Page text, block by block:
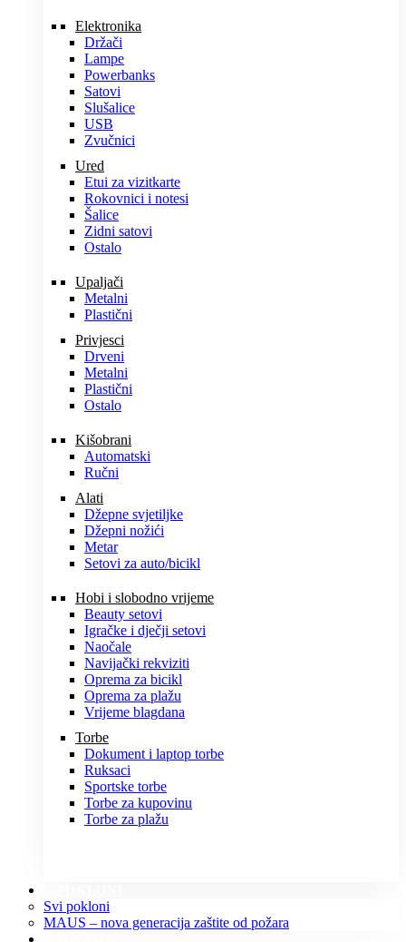
Elektronika
Držači
Lampe
Powerbanks
Satovi
Slušalice
USB
Zvučnici
Ured
Etui za vizitkarte
Rokovnici i notesi
Šalice
Zidni satovi
Ostalo
Upaljači
Metalni
Plastični
Privjesci
Drveni
Metalni
Plastični
Ostalo
Kišobrani
Automatski
Ručni
Alati
Džepne svjetiljke
Džepni nožići
Metar
Setovi za auto/bicikl
Hobi i slobodno vrijeme
Beauty setovi
Igračke i dječji setovi
Naočale
Navijački rekviziti
Oprema za bicikl
Oprema za plažu
Vrijeme blagdana
Torbe
Dokument i laptop torbe
Ruksaci
Sportske torbe
Torbe za kupovinu
Torbe za plažu
Svi pokloni
MAUS – nova generacija zaštite od požara